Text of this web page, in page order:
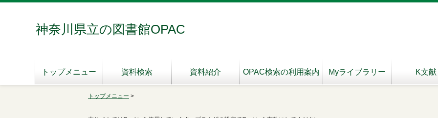
神奈川県立の図書館OPAC
トップメニュー 資料検索 資料紹介 OPAC検索の利用案内 Myライブラリー K文献
トップメニュー >